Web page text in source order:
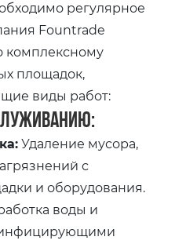
регулярное
Fountrade
комплексному
площадок,
виды работ:
Удаление мусора,
с
и оборудования.
воды и